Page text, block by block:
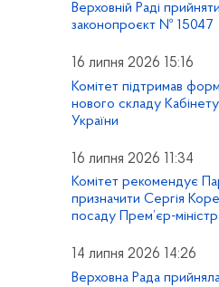
Верховній Раді
законопроєкт № 15047
16 липня 2026 15:16
Комітет підтримав
нового складу Кабінету
України
16 липня 2026 11:34
Комітет рекомендує
призначити Сергія
посаду Прем’єр-
14 липня 2026 14:26
Верховна Рада